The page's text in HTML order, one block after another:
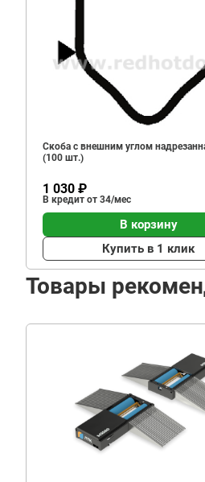
Скоба с внешним углом
(100 шт.)
1 030 ₽
В кредит от 34/мес
В корзину
Купить в 1 клик
Товары